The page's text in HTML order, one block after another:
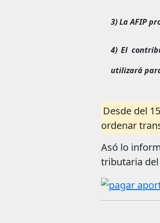
3) La AFIP
4) El
utilizará
Desde del
ordenar
Asó lo
tributaria del